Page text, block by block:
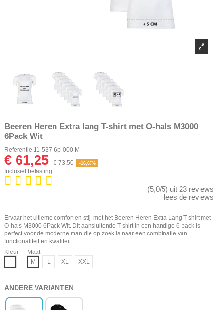
Beeren Heren Extra lang T-shirt met O-hals M3000
6Pack Wit
Referentie 11-537-6p-000-M
€ 61,25 € 73,50 -16,67%
Inclusief belasting
(5,0/5) uit 23 reviews
lees de reviews
Ervaar het ultieme comfort en stijl met het Beeren Heren Extra Lang T-shirt met
O-hals M3000 6Pack Wit. Dit aansluitende T-shirt in een handige 6-pack is
perfect voor de moderne man die op zoek is naar een combinatie van
functionaliteit en kwaliteit.
Kleur
Maat
M
L XL XXL
ANDERE VARIANTEN